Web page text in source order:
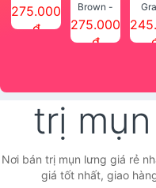
SMART
PEELING
275.000
đ
Brown -
Nâu Sáng]
Phấn che
275.000
đ
kẻ
Face
trị
Nơi bán trị mụn lưng giá rẻ
giá tốt nhất, giao